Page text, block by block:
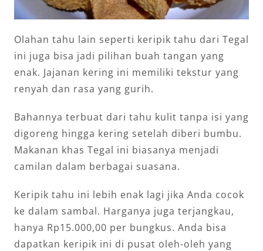
Olahan tahu lain seperti keripik tahu dari Tegal
ini juga bisa jadi pilihan buah tangan yang
enak. Jajanan kering ini memiliki tekstur yang
renyah dan rasa yang gurih.
Bahannya terbuat dari tahu kulit tanpa isi yang
digoreng hingga kering setelah diberi bumbu.
Makanan khas Tegal ini biasanya menjadi
camilan dalam berbagai suasana.
Keripik tahu ini lebih enak lagi jika Anda cocok
ke dalam sambal. Harganya juga terjangkau,
hanya Rp15.000,00 per bungkus. Anda bisa
dapatkan keripik ini di pusat oleh-oleh yang